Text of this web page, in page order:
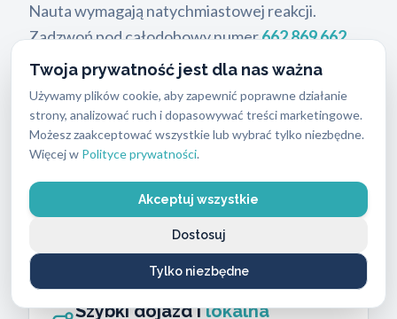
Twoja prywatność jest dla nas ważna
Używamy plików cookie, aby zapewnić poprawne działanie
strony, analizować ruch i dopasowywać treści marketingowe.
Możesz zaakceptować wszystkie lub wybrać tylko niezbędne.
Więcej w Polityce prywatności.
Akceptuj wszystkie
Tylko niezbędne
Dostosuj
Nauta wymagają natychmiastowej reakcji.
Zadzwoń pod całodobowy numer662 869 662.
Naszepogotowie ślusarskierealizujeawaryjne
otwieranie mieszkań Gdynia Obłuże
w czasie do
30 minut od zgłoszenia. Jako licencjonowani
technicyABC Zabezpieczeństosujemy metody
bezinwazyjne. Chronimy Twoje drzwi i zamek
przed zniszczeniem. Pracujemy z nowoczesnymi
systemami antywłamaniowymi oraz starszymi
mechanizmami. Posiadamylicencję MSWiA
Szybki dojazd ilokalna